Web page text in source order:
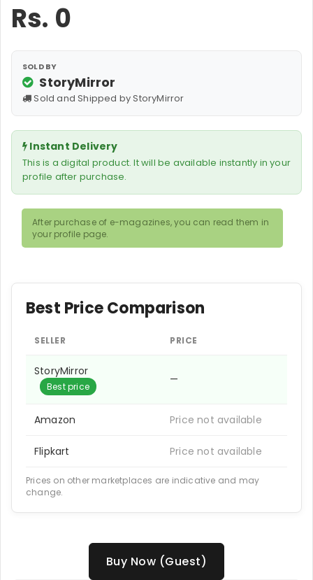
Rs. 0
SOLD BY
StoryMirror
Sold and Shipped by StoryMirror
Instant Delivery
This is a digital product. It will be available instantly in your
profile after purchase.
After purchase of e-magazines, you can read them in
your profile page.
Best Price Comparison
SELLER PRICE
StoryMirror
Best price
—
Amazon Price not available
Flipkart Price not available
Prices on other marketplaces are indicative and may
change.
Buy Now (Guest)